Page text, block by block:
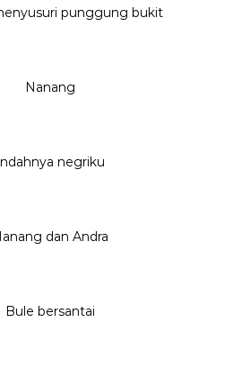
punggung bukit
Nanang
negriku
dan Andra
Bule bersantai